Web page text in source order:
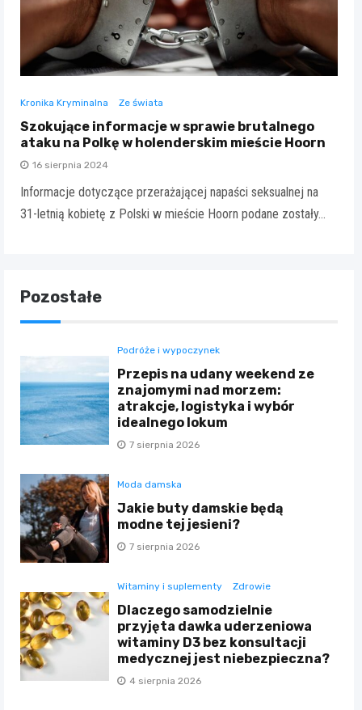
Kronika Kryminalna Ze świata
Szokujące informacje w sprawie brutalnego
ataku na Polkę w holenderskim mieście Hoorn
16 sierpnia 2024
Informacje dotyczące przerażającej napaści seksualnej na
31-letnią kobietę z Polski w mieście Hoorn podane zostały…
Pozostałe
Podróże i wypoczynek
Przepis na udany weekend ze
znajomymi nad morzem:
atrakcje, logistyka i wybór
idealnego lokum
7 sierpnia 2026
Moda damska
Jakie buty damskie będą
modne tej jesieni?
7 sierpnia 2026
Witaminy i suplementy Zdrowie
Dlaczego samodzielnie
przyjęta dawka uderzeniowa
witaminy D3 bez konsultacji
medycznej jest niebezpieczna?
4 sierpnia 2026